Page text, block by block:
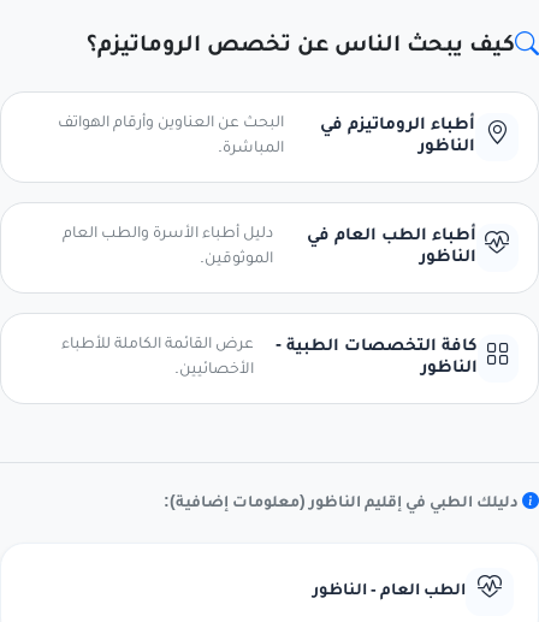
كيف يبحث الناس عن تخصص الروماتيزم؟
أطباء الروماتيزم في
الناظور
البحث عن العناوين وأرقام الهواتف
المباشرة.
أطباء الطب العام في
الناظور
دليل أطباء الأسرة والطب العام
الموثوقين.
كافة التخصصات الطبية -
الناظور
عرض القائمة الكاملة للأطباء
الأخصائيين.
دليلك الطبي في إقليم الناظور (معلومات إضافية):
الطب العام - الناظور